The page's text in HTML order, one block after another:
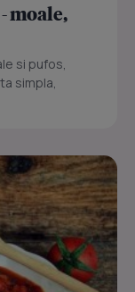
moale,
si pufos,
simpla,